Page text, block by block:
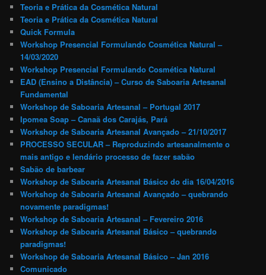
Teoria e Prática da Cosmética Natural
Teoria e Prática da Cosmética Natural
Quick Formula
Workshop Presencial Formulando Cosmética Natural –
14/03/2020
Workshop Presencial Formulando Cosmética Natural
EAD (Ensino a Distância) – Curso de Saboaria Artesanal
Fundamental
Workshop de Saboaria Artesanal – Portugal 2017
Ipomea Soap – Canaã dos Carajás, Pará
Workshop de Saboaria Artesanal Avançado – 21/10/2017
PROCESSO SECULAR – Reproduzindo artesanalmente o
mais antigo e lendário processo de fazer sabão
Sabão de barbear
Workshop de Saboaria Artesanal Básico do dia 16/04/2016
Workshop de Saboaria Artesanal Avançado – quebrando
novamente paradigmas!
Workshop de Saboaria Artesanal – Fevereiro 2016
Workshop de Saboaria Artesanal Básico – quebrando
paradigmas!
Workshop de Saboaria Artesanal Básico – Jan 2016
Comunicado